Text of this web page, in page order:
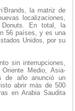
la matriz de
localizaciones,
Donuts. En total, la
56 países, y es una
Unidos, por su
sin interrupciones,
Medio, Asia-
de año anunció un
abrir más de 500
en Arabia Saudita